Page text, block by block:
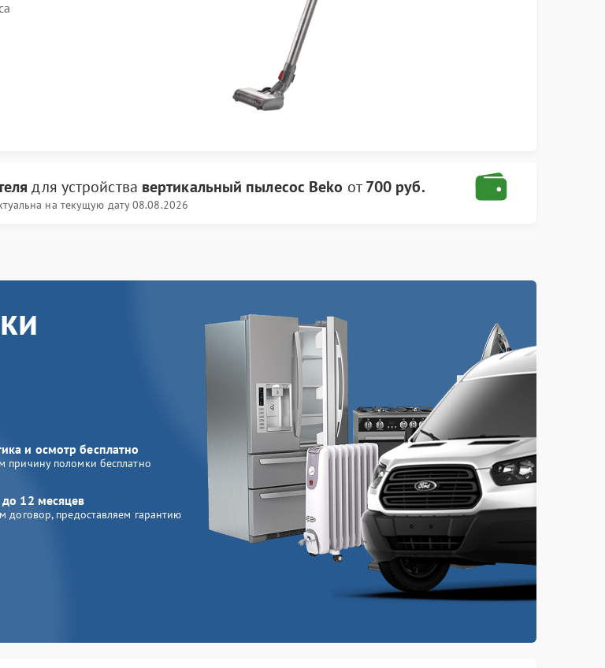
для устройства вертикальный пылесос Beko от700 руб.
на текущую дату 08.08.2026
и осмотр бесплатно
причину поломки бесплатно
до 12 месяцев
договор, предоставляем гарантию